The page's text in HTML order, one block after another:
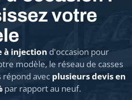
votre
à injection d'occasion pour
modèle, le réseau de casses
avec plusieurs devis en
par rapport au neuf.